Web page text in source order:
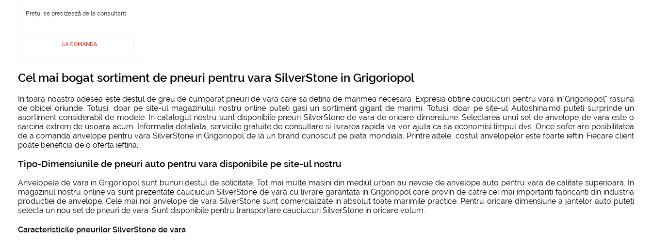
Prețul se precizează de la consultant
LA COMANDA
Cel mai bogat sortiment de pneuri pentru vara SilverStone in Grigoriopol
In toara noastra adesea este destul de greu de cumparat pneuri de vara care sa detina de marimea necesara. Expresia obtine cauciucuri pentru vara in"Grigoriopol" rasuna
de obicei oriunde. Totusi, doar pe site-ul magazinului nostru online puteti gasi un sortiment gigant de marimi. Totusi, doar pe site-ul Autoshina.md puteti surprinde un
asortiment considerabil de modele. In catalogul nostru sunt disponibile pneuri SilverStone de vara de oricare dimensiune. Selectarea unui set de anvelope de vara este o
sarcina extrem de usoara acum. Informatia detaliata, serviciile gratuite de consultare si livrarea rapida va vor ajuta ca sa economisi timpul dvs. Orice sofer are posibilitatea
de a comanda anvelope pentru vara SilverStone in Grigoriopol de la un brand cunoscut pe piata mondiala. Printre altele, costul anvelopelor este foarte ieftin. Fiecare client
poate beneficia de o oferta ieftina.
Tipo-Dimensiunile de pneuri auto pentru vara disponibile pe site-ul nostru
Anvelopele de vara in Grigoriopol sunt bunuri destul de solicitate. Tot mai multe masini din mediul urban au nevoie de anvelope auto pentru vara de calitate superioara. In
magazinul nostru online va sunt prezentate cauciucuri SilverStone de vara cu livrare garantata in Grigoriopol care provin de catre cei mai importanti fabricanti din industria
productiei de anvelope. Cele mai noi anvelope de vara SilverStone sunt comercializate in absolut toate marimile practice. Pentru oricare dimensiune a jantelor auto puteti
selecta un nou set de pneuri de vara. Sunt disponibile pentru transportare cauciucuri SilverStone in oricare volum.
Caracteristicile pneurilor SilverStone de vara